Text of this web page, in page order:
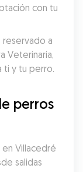
con tu
a
Veterinaria,
ti y tu perro.
perros
Villacedré
salidas